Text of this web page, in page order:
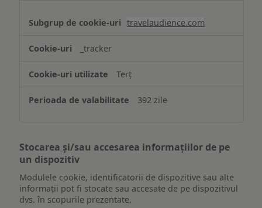
travelaudience.com
_tracker
Terț
392 zile
Stocarea și/sau accesarea informațiilor de pe
un dispozitiv
Modulele cookie, identificatorii de dispozitive sau alte
informații pot fi stocate sau accesate de pe dispozitivul
dvs. în scopurile prezentate.